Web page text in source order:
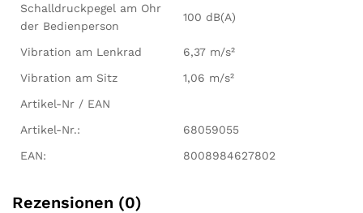
Schalldruckpegel am Ohr
der Bedienperson
100 dB(A)
Vibration am Lenkrad
6,37 m/s²
Vibration am Sitz
1,06 m/s²
Artikel-Nr / EAN
Artikel-Nr.:
68059055
EAN:
8008984627802
Rezensionen (0)